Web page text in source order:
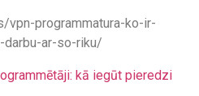
vpn-programmatura-ko-ir-
ar-so-riku/
kā iegūt pieredzi